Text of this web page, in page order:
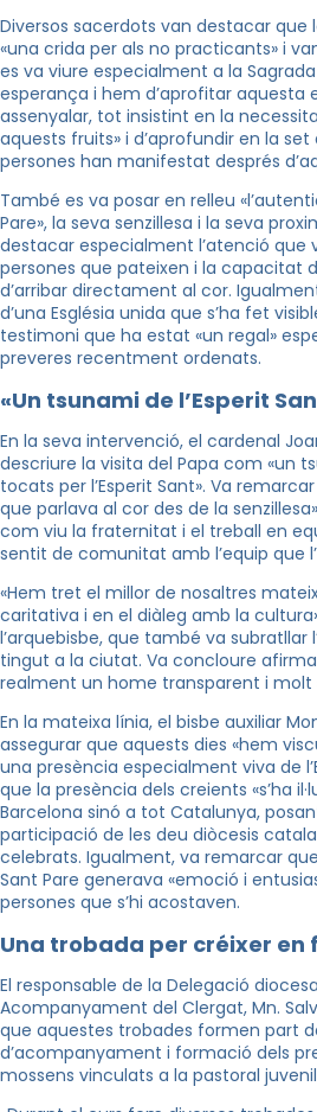
Diversos sacerdots van destacar que
«una crida per als no practicants» i
es va viure especialment a la Sagrada
esperança i hem d’aprofitar aquesta
assenyalar, tot insistint en la
aquests fruits» i d’aprofundir en la
persones han manifestat després
També es va posar en relleu
Pare», la seva senzillesa i la seva
destacar especialment l’atenció que
persones que pateixen i la capacitat
d’arribar directament al cor.
d’una Església unida que s’ha fet
testimoni que ha estat «un regal»
preveres recentment ordenats.
«Un tsunami de l’Esperit
En la seva intervenció, el cardenal
descriure la visita del Papa com «un
tocats per l’Esperit Sant». Va
que parlava al cor des de la
com viu la fraternitat i el treball en
sentit de comunitat amb l’equip que
«Hem tret el millor de nosaltres
caritativa i en el diàleg amb la
l’arquebisbe, que també va subratllar
tingut a la ciutat. Va concloure
realment un home transparent i molt
En la mateixa línia, el bisbe auxiliar
assegurar que aquests dies «hem
una presència especialment viva de
que la presència dels creients «s’ha
Barcelona sinó a tot Catalunya,
participació de les deu diòcesis
celebrats. Igualment, va remarcar
Sant Pare generava «emoció i
persones que s’hi acostaven.
Una trobada per créixer
El responsable de la Delegació
Acompanyament del Clergat, Mn.
que aquestes trobades formen part
d’acompanyament i formació dels
mossens vinculats a la pastoral